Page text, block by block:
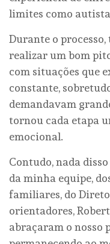
limites como
Durante o
realizar um bom
com situações que
constante,
demandavam
tornou cada etapa
emocional.
Contudo, nada
da minha equipe,
familiares, do
orientadores,
abraçaram o nosso